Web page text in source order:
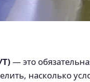
— это
насколько